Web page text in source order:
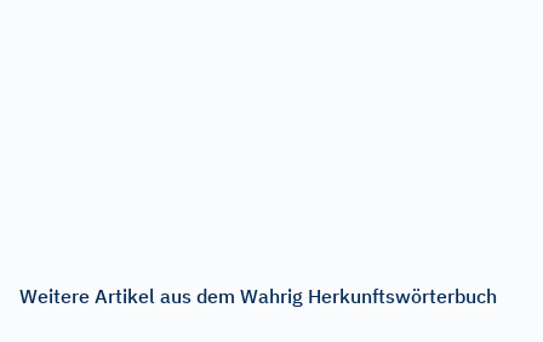
Weitere Artikel aus dem Wahrig Herkunftswörterbuch